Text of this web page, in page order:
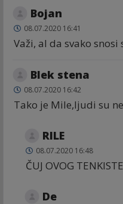
Bojan
08.07.2020 16:41
Važi, al da svako
Blek stena
08.07.2020 16:42
Tako je Mile,ljudi su
RILE
08.07.2020 16:48
ČUJ OVOG
De